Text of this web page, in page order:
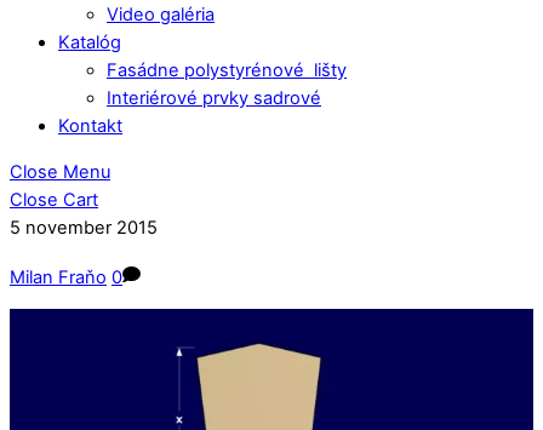
Video galéria
Katalóg
Fasádne polystyrénové lišty
Interiérové prvky sadrové
Kontakt
Close Menu
Close Cart
5 november 2015
Milan Fraňo 0